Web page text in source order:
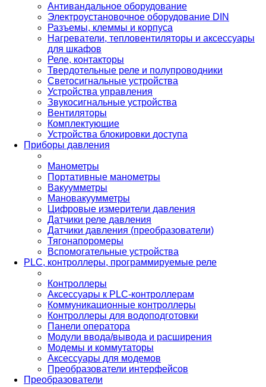
Антивандальное оборудование
Электроустановочное оборудование DIN
Разъемы, клеммы и корпуса
Нагреватели, тепловентиляторы и аксессуары
для шкафов
Реле, контакторы
Твердотельные реле и полупроводники
Светосигнальные устройства
Устройства управления
Звукосигнальные устройства
Вентиляторы
Комплектующие
Устройства блокировки доступа
Приборы давления
Манометры
Портативные манометры
Вакуумметры
Мановакуумметры
Цифровые измерители давления
Датчики реле давления
Датчики давления (преобразователи)
Тягонапоромеры
Вспомогательные устройства
PLС, контроллеры, программируемые реле
Контроллеры
Аксессуары к PLC-контроллерам
Коммуникационные контроллеры
Контроллеры для водоподготовки
Панели оператора
Модули ввода/вывода и расширения
Модемы и коммутаторы
Аксессуары для модемов
Преобразователи интерфейсов
Преобразователи